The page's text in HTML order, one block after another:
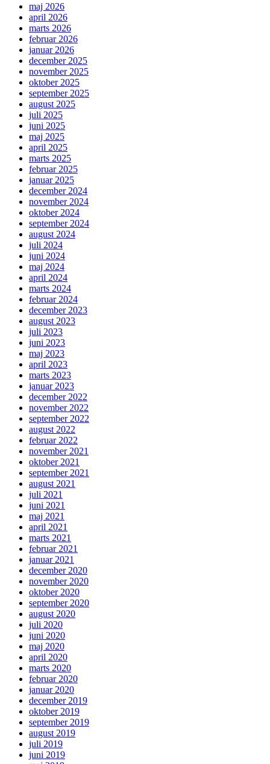
maj 2026
april 2026
marts 2026
februar 2026
januar 2026
december 2025
november 2025
oktober 2025
september 2025
august 2025
juli 2025
juni 2025
maj 2025
april 2025
marts 2025
februar 2025
januar 2025
december 2024
november 2024
oktober 2024
september 2024
august 2024
juli 2024
juni 2024
maj 2024
april 2024
marts 2024
februar 2024
december 2023
august 2023
juli 2023
juni 2023
maj 2023
april 2023
marts 2023
januar 2023
december 2022
november 2022
september 2022
august 2022
februar 2022
november 2021
oktober 2021
september 2021
august 2021
juli 2021
juni 2021
maj 2021
april 2021
marts 2021
februar 2021
januar 2021
december 2020
november 2020
oktober 2020
september 2020
august 2020
juli 2020
juni 2020
maj 2020
april 2020
marts 2020
februar 2020
januar 2020
december 2019
oktober 2019
september 2019
august 2019
juli 2019
juni 2019